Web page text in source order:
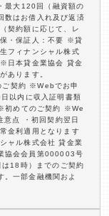
最大120回（融資額の
数はお借入れ及び返済
契約額に応じて、レ
・保証人：不要 ※貸
フィナンシャル株式
日本貸金業協会 貸金
あります。
ご契約 ※Webでお申
以内に収入証明書類
初めてのご契約 ※We
点 ・初回契約翌日
金利適用となります
ャル株式会社 貸金業
協会会員第000003号
18時）までのご契約
。一部金融機関およ